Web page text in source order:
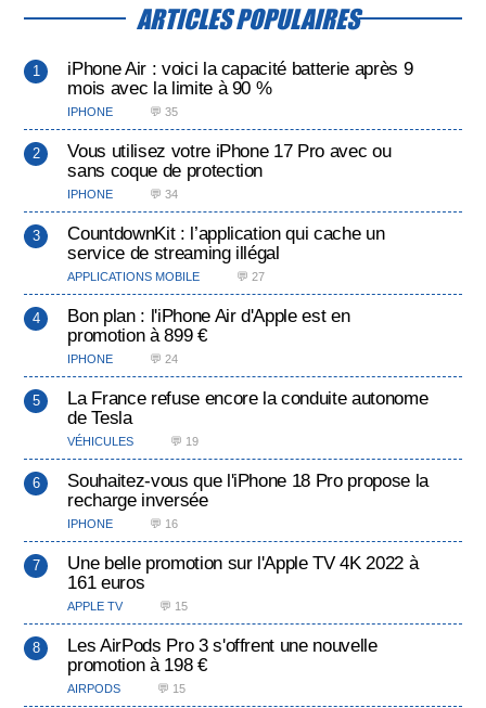
ARTICLES POPULAIRES
iPhone Air : voici la capacité batterie après 9
mois avec la limite à 90 %
IPHONE 💬 35
Vous utilisez votre iPhone 17 Pro avec ou
sans coque de protection
IPHONE 💬 34
CountdownKit : l’application qui cache un
service de streaming illégal
APPLICATIONS MOBILE 💬 27
Bon plan : l'iPhone Air d'Apple est en
promotion à 899 €
IPHONE 💬 24
La France refuse encore la conduite autonome
de Tesla
VÉHICULES 💬 19
Souhaitez-vous que l'iPhone 18 Pro propose la
recharge inversée
IPHONE 💬 16
Une belle promotion sur l'Apple TV 4K 2022 à
161 euros
APPLE TV 💬 15
Les AirPods Pro 3 s'offrent une nouvelle
promotion à 198 €
AIRPODS 💬 15